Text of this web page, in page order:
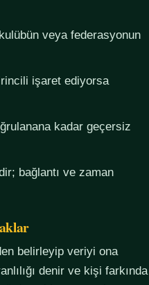
veya federasyonun
işaret ediyorsa
kadar geçersiz
bağlantı ve zaman
belirleyip veriyi ona
denir ve kişi farkında